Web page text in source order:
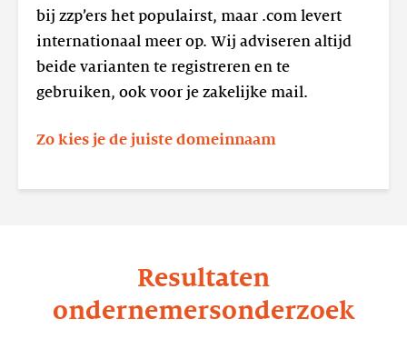
bij zzp’ers het populairst, maar .com levert
internationaal meer op. Wij adviseren altijd
beide varianten te registreren en te
gebruiken, ook voor je zakelijke mail.
Zo kies je de juiste domeinnaam
juiste
domeinnaam
Resultaten
ondernemersonderzoek